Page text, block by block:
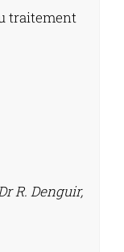
traitement
R. Denguir,